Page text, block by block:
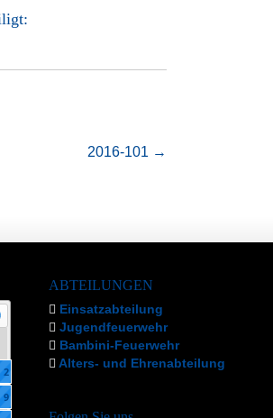
2016-101 →
2
9
ABTEILUNGEN
Einsatzabteilung
Jugendfeuerwehr
Bambini-Feuerwehr
Alters- und Ehrenabteilung